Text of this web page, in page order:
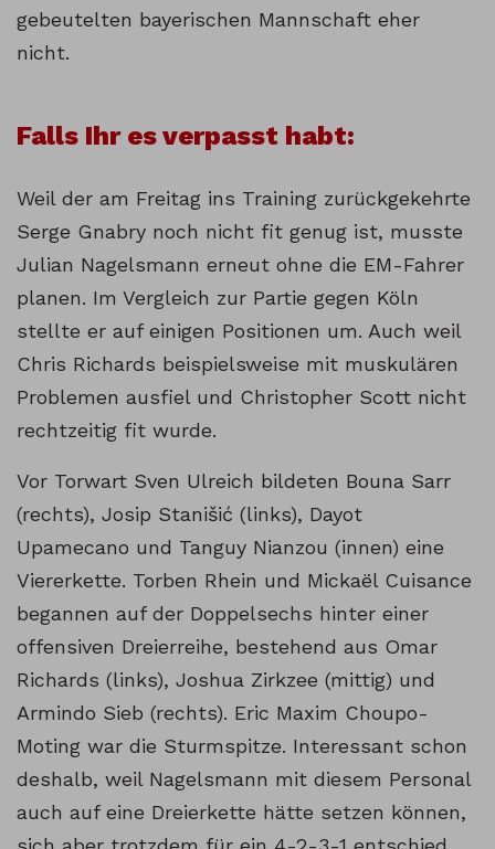
gebeutelten bayerischen Mannschaft eher
nicht.
Falls Ihr es verpasst habt:
Weil der am Freitag ins Training zurückgekehrte
Serge Gnabry noch nicht fit genug ist, musste
Julian Nagelsmann erneut ohne die EM-Fahrer
planen. Im Vergleich zur Partie gegen Köln
stellte er auf einigen Positionen um. Auch weil
Chris Richards beispielsweise mit muskulären
Problemen ausfiel und Christopher Scott nicht
rechtzeitig fit wurde.
Vor Torwart Sven Ulreich bildeten Bouna Sarr
(rechts), Josip Stanišić (links), Dayot
Upamecano und Tanguy Nianzou (innen) eine
Viererkette. Torben Rhein und Mickaël Cuisance
begannen auf der Doppelsechs hinter einer
offensiven Dreierreihe, bestehend aus Omar
Richards (links), Joshua Zirkzee (mittig) und
Armindo Sieb (rechts). Eric Maxim Choupo-
Moting war die Sturmspitze. Interessant schon
deshalb, weil Nagelsmann mit diesem Personal
auch auf eine Dreierkette hätte setzen können,